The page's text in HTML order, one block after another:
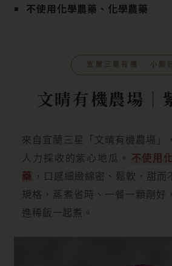
不使用化學農藥、化學農藥
宜蘭三星有機 ‧ 小顆
文晴有機農場｜
來自宜蘭三星「文晴有機農場」
人力採收的紫心地瓜。 不使用
藥 ，口感細緻綿密、鬆軟，甜而
規格，蒸煮省時、一餐一顆剛好
進稀飯一起煮。